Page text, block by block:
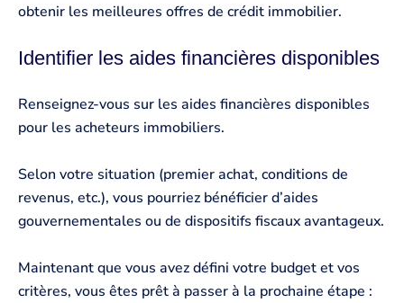
obtenir les meilleures offres de crédit immobilier.
Identifier les aides financières disponibles
Renseignez-vous sur les aides financières disponibles
pour les acheteurs immobiliers.
Selon votre situation (premier achat, conditions de
revenus, etc.), vous pourriez bénéficier d’aides
gouvernementales ou de dispositifs fiscaux avantageux.
Maintenant que vous avez défini votre budget et vos
critères, vous êtes prêt à passer à la prochaine étape :